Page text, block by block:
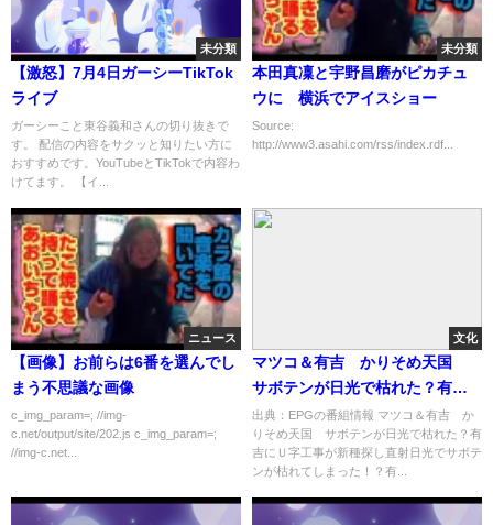
未分類
【激怒】7月4日ガーシーTikTok
ライブ
ガーシーこと東谷義和さんの切り抜きで
す。 配信の内容をサクッと知りたい方に
おすすめです。YouTubeとTikTokで内容わ
けてます。 【イ...
未分類
本田真凜と宇野昌磨がピカチュ
ウに 横浜でアイスショー
Source:
http://www3.asahi.com/rss/index.rdf...
ニュース
【画像】お前らは6番を選んでし
まう不思議な画像
c_img_param=; //img-
c.net/output/site/202.js c_img_param=;
//img-c.net...
文化
マツコ＆有吉 かりそめ天国
サボテンが日光で枯れた？有吉
にＵ字工事が新種探し[字]…の番
組内容解析まとめ
出典：EPGの番組情報 マツコ＆有吉 か
りそめ天国 サボテンが日光で枯れた？有
吉にＵ字工事が新種探し直射日光でサボテ
ンが枯れてしまった！？有...